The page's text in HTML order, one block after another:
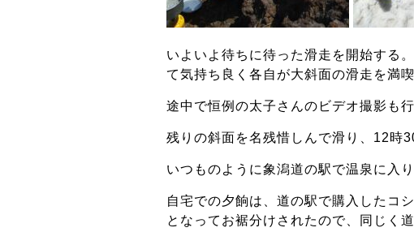
いよいよ待ちに待った滑走を開始する
て気持ち良く各自が大斜面の滑走を満喫
途中で恒例の太子さんのビデオ撮影も
残りの斜面を名残惜しんで滑り、12時
いつものように象潟道の駅で温泉に入
自宅での夕餉は、道の駅で購入したコ
となってお裾分けされたので、同じく